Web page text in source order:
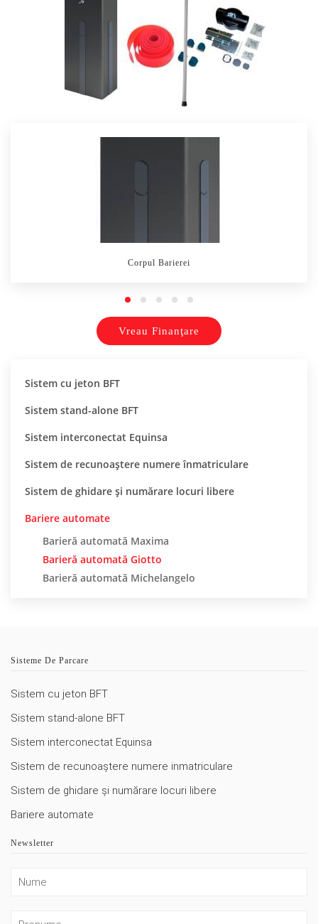
Corpul Barierei
Vreau Finanţare
Sistem cu jeton BFT
Sistem stand-alone BFT
Sistem interconectat Equinsa
Sistem de recunoaștere numere înmatriculare
Sistem de ghidare și numărare locuri libere
Bariere automate
Barieră automată Maxima
Barieră automată Giotto
Barieră automată Michelangelo
Sisteme De Parcare
Sistem cu jeton BFT
Sistem stand-alone BFT
Sistem interconectat Equinsa
Sistem de recunoaștere numere inmatriculare
Sistem de ghidare și numărare locuri libere
Bariere automate
Newsletter